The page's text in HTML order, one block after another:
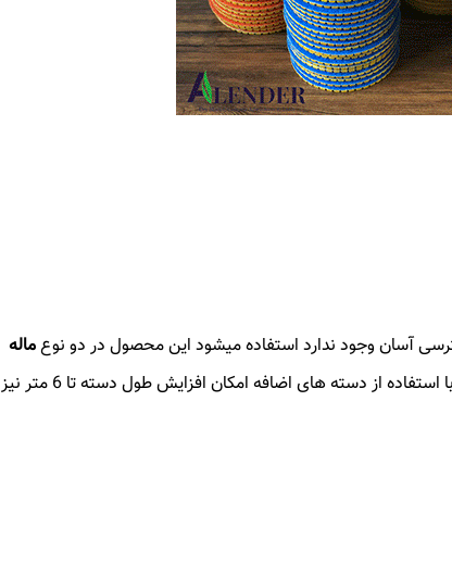
آسان وجود ندارد استفاده میشود این محصول در دو نوعماله
موجود میباشد همچنین با استفاده از دسته های اضافه امکان افزایش طول دسته تا 6 متر نیز